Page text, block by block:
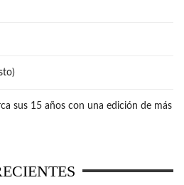
sus 15 años con una edición de más